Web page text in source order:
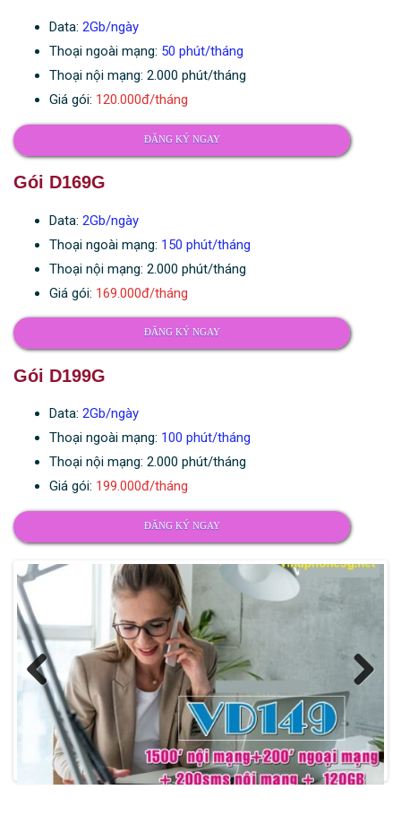
Data: 2Gb/ngày
Thoại ngoài mạng: 50 phút/tháng
Thoại nội mạng: 2.000 phút/tháng
Giá gói: 120.000đ/tháng
ĐĂNG KÝ NGAY
Gói D169G
Data: 2Gb/ngày
Thoại ngoài mạng: 150 phút/tháng
Thoại nội mạng: 2.000 phút/tháng
Giá gói: 169.000đ/tháng
ĐĂNG KÝ NGAY
Gói D199G
Data: 2Gb/ngày
Thoại ngoài mạng: 100 phút/tháng
Thoại nội mạng: 2.000 phút/tháng
Giá gói: 199.000đ/tháng
ĐĂNG KÝ NGAY
Previ
Next